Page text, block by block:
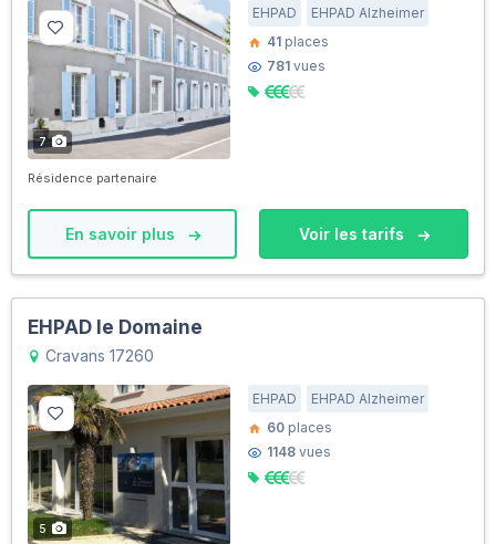
7
EHPAD
EHPAD Alzheimer
41 places
781 vues
Résidence partenaire
En savoir plus Voir les tarifs
EHPAD le Domaine
Cravans 17260
5
EHPAD
EHPAD Alzheimer
60 places
1148 vues